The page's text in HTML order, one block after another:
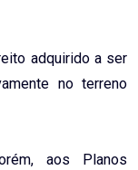
adquirido a ser
no terreno
aos Planos